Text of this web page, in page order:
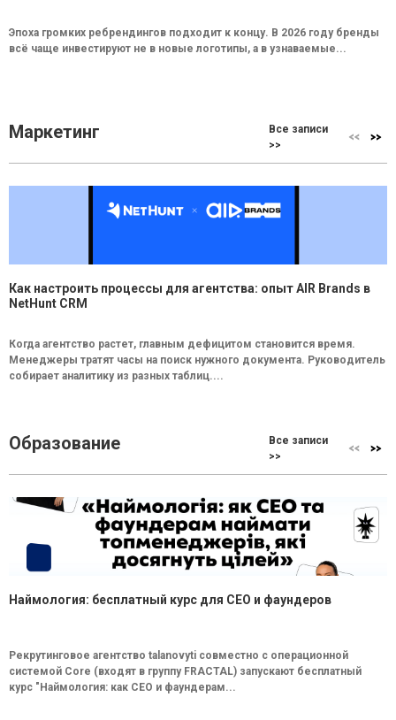
Эпоха громких ребрендингов подходит к концу. В 2026 году бренды
всё чаще инвестируют не в новые логотипы, а в узнаваемые...
Маркетинг
Все записи
>>
Как настроить процессы для агентства: опыт AIR Brands в
NetHunt CRM
Когда агентство растет, главным дефицитом становится время.
Менеджеры тратят часы на поиск нужного документа. Руководитель
собирает аналитику из разных таблиц....
Образование
Все записи
>>
Наймология: бесплатный курс для CEO и фаундеров
Рекрутинговое агентство talanovyti совместно с операционной
системой Core (входят в группу FRACTAL) запускают бесплатный
курс "Наймология: как СEO и фаундерам...